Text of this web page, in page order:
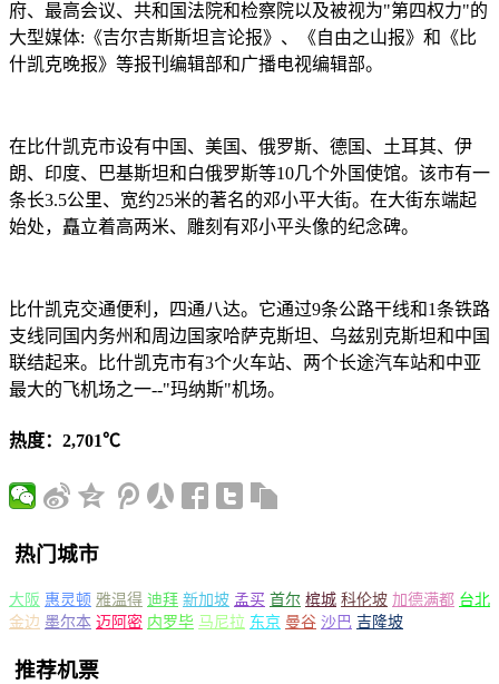
府、最高会议、共和国法院和检察院以及被视为"第四权力"的
大型媒体:《吉尔吉斯斯坦言论报》、《自由之山报》和《比
什凯克晚报》等报刊编辑部和广播电视编辑部。
在比什凯克市设有中国、美国、俄罗斯、德国、土耳其、伊
朗、印度、巴基斯坦和白俄罗斯等10几个外国使馆。该市有一
条长3.5公里、宽约25米的著名的邓小平大街。在大街东端起
始处，矗立着高两米、雕刻有邓小平头像的纪念碑。
比什凯克交通便利，四通八达。它通过9条公路干线和1条铁路
支线同国内务州和周边国家哈萨克斯坦、乌兹别克斯坦和中国
联结起来。比什凯克市有3个火车站、两个长途汽车站和中亚
最大的飞机场之一--"玛纳斯"机场。
热度：2,701℃
热门城市
大阪 惠灵顿 雅温得 迪拜 新加坡 孟买 首尔 槟城 科伦坡 加德满都 台北
金边 墨尔本 迈阿密 内罗毕 马尼拉 东京 曼谷 沙巴 吉隆坡
推荐机票